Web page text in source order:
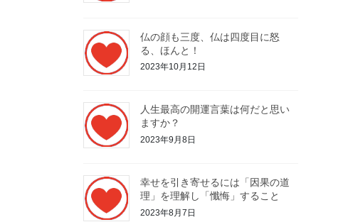
仏の顔も三度、仏は四度目に怒
る、ほんと！
2023年10月12日
人生最高の開運言葉は何だと思い
ますか？
2023年9月8日
幸せを引き寄せるには「因果の道
理」を理解し「懺悔」すること
2023年8月7日